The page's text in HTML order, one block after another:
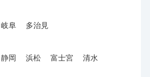
岐阜 多治見
静岡 浜松 富士宮 清水